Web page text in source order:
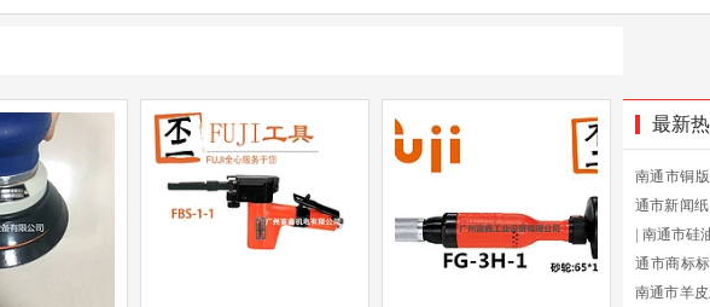
最新
南通市铜
通市新闻纸
南通市硅
通市商标
南通市羊